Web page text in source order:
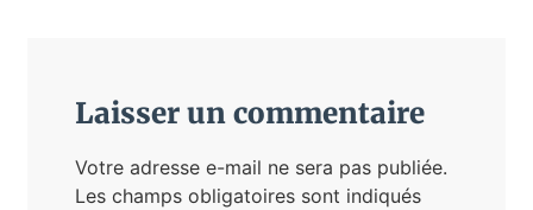
Laisser un commentaire
Votre adresse e-mail ne sera pas publiée.
Les champs obligatoires sont indiqués